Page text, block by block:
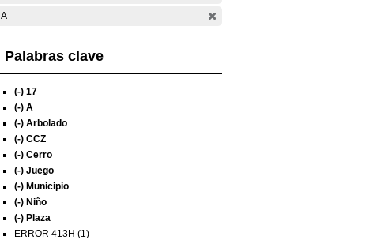
A
Palabras clave
(-) 17
(-) A
(-) Arbolado
(-) CCZ
(-) Cerro
(-) Juego
(-) Municipio
(-) Niño
(-) Plaza
ERROR 413H (1)